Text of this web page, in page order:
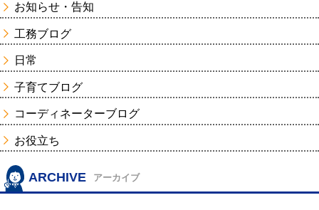
お知らせ・告知
工務ブログ
日常
子育てブログ
コーディネーターブログ
お役立ち
ARCHIVE アーカイブ